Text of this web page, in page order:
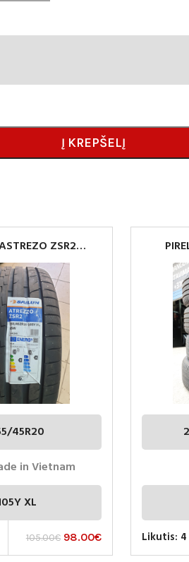
Į KREPŠELĮ
ZSR2
105Y XL
45R20
in Vietnam
XL
105.00€ 98.00€ Likutis: 4